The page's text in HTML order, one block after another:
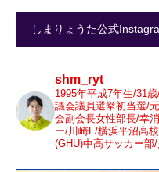
しまりょうた公式
shm_ryt
1995年平成7年生/31
議会議員選挙初当選/
会副会長女性部長/幸
ー/川崎F/横浜平沼高
(GHU)中高サッカー